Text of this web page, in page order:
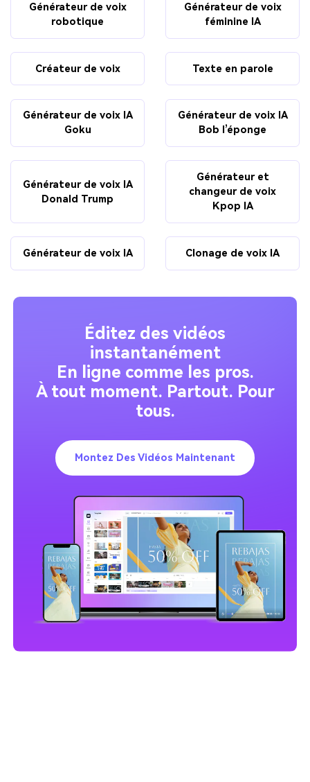
Générateur de voix
robotique
Générateur de voix
féminine IA
Créateur de voix Texte en parole
Générateur de voix IA
Goku
Générateur de voix IA
Bob l’éponge
Générateur de voix IA
Donald Trump
Générateur et
changeur de voix
Kpop IA
Générateur de voix IA Clonage de voix IA
Éditez des vidéos
instantanément
En ligne comme les pros.
À tout moment. Partout. Pour
tous.
Montez Des Vidéos Maintenant